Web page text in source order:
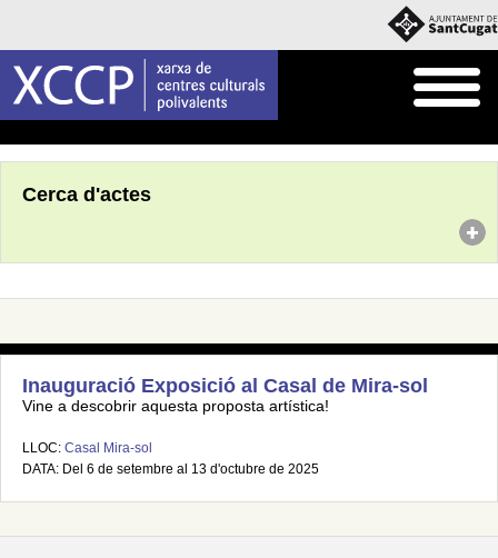
Cerca d'actes
Inauguració Exposició al Casal de Mira-sol
Vine a descobrir aquesta proposta artística!
LLOC: Casal Mira-sol
DATA: Del 6 de setembre al 13 d'octubre de 2025